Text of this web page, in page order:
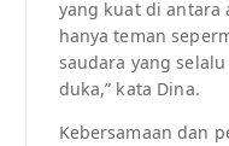
yang kuat di antara
hanya teman
saudara yang
duka,” kata Dina.
Kebersamaan dan